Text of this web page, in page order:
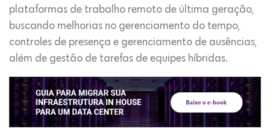
plataformas de trabalho remoto de última geração,
buscando melhorias no gerenciamento do tempo,
controles de presença e gerenciamento de ausências,
além de gestão de tarefas de equipes híbridas.